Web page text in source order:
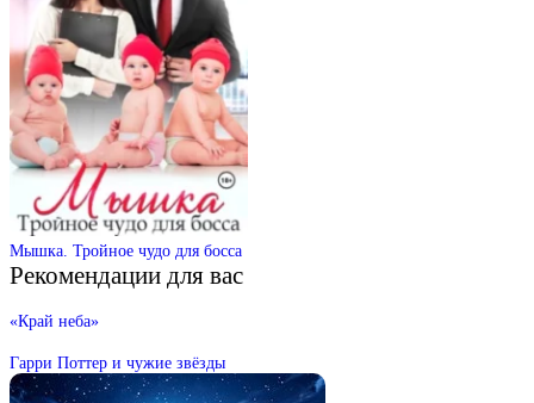
Мышка. Тройное чудо для босса
Рекомендации для вас
«Край неба»
Гарри Поттер и чужие звёзды